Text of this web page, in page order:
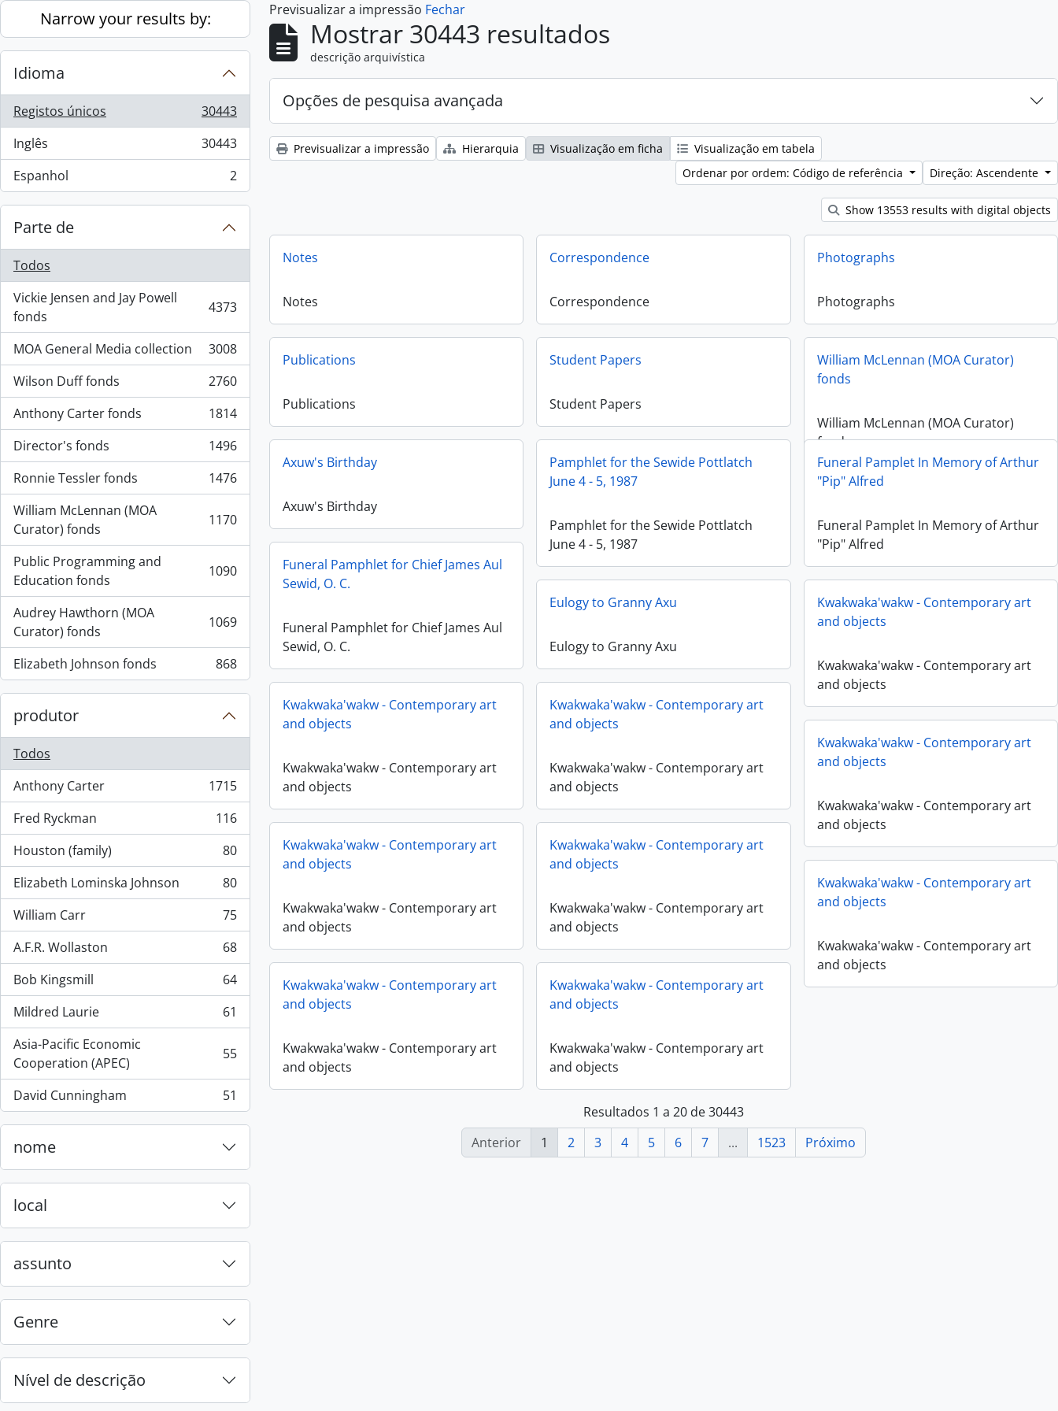
Skip to main content
Narrow your results by:
Idioma
Registos únicos
, 30443 resultados
30443
Inglês
, 30443 resultados
30443
Espanhol
, 2 resultados 2
Parte de
Todos
Vickie Jensen and Jay Powell
fonds
, 4373 resultados 4373
MOA General Media collection
, 3008 resultados
3008
Wilson Duff fonds
, 2760 resultados
2760
Anthony Carter fonds
, 1814 resultados
1814
Director's fonds
, 1496 resultados
1496
Ronnie Tessler fonds
, 1476 resultados
1476
William McLennan (MOA
Curator) fonds
, 1170 resultados 1170
Public Programming and
Education fonds
, 1090 resultados 1090
Audrey Hawthorn (MOA
Curator) fonds
, 1069 resultados 1069
Elizabeth Johnson fonds
, 868 resultados 868
produtor
Todos
Anthony Carter
, 1715 resultados
1715
Fred Ryckman
, 116 resultados
116
Houston (family)
, 80 resultados
80
Elizabeth Lominska Johnson
, 80 resultados
80
William Carr
, 75 resultados
75
A.F.R. Wollaston
, 68 resultados
68
Bob Kingsmill
, 64 resultados
64
Mildred Laurie
, 61 resultados
61
Asia-Pacific Economic
Cooperation (APEC)
, 55 resultados 55
David Cunningham
, 51 resultados 51
nome
local
assunto
Genre
Nível de descrição
Previsualizar a impressão Fechar
Mostrar 30443 resultados
descrição arquivística
Opções de pesquisa avançada
Previsualizar a impressão Hierarquia Visualização em ficha
Visualização em tabela
Ordenar por ordem: Código de referência
Direção: Ascendente
Show 13553 results with digital objects
Notes
Notes
Correspondence
Correspondence
Photographs
Photographs
Publications
Publications
Student Papers
Student Papers
William McLennan (MOA Curator)
fonds
William McLennan (MOA Curator)
fonds
Axuw's Birthday
Axuw's Birthday
Pamphlet for the Sewide Pottlatch
June 4 - 5, 1987
Pamphlet for the Sewide Pottlatch
June 4 - 5, 1987
Funeral Pamplet In Memory of Arthur
"Pip" Alfred
Funeral Pamplet In Memory of Arthur
"Pip" Alfred
Funeral Pamphlet for Chief James Aul
Sewid, O. C.
Funeral Pamphlet for Chief James Aul
Sewid, O. C.
Eulogy to Granny Axu
Eulogy to Granny Axu
Kwakwaka'wakw - Contemporary art
and objects
Kwakwaka'wakw - Contemporary art
and objects
Kwakwaka'wakw - Contemporary art
and objects
Kwakwaka'wakw - Contemporary art
and objects
Kwakwaka'wakw - Contemporary art
and objects
Kwakwaka'wakw - Contemporary art
and objects
Kwakwaka'wakw - Contemporary art
and objects
Kwakwaka'wakw - Contemporary art
and objects
Kwakwaka'wakw - Contemporary art
and objects
Kwakwaka'wakw - Contemporary art
and objects
Kwakwaka'wakw - Contemporary art
and objects
Kwakwaka'wakw - Contemporary art
and objects
Kwakwaka'wakw - Contemporary art
and objects
Kwakwaka'wakw - Contemporary art
and objects
Kwakwaka'wakw - Contemporary art
and objects
Kwakwaka'wakw - Contemporary art
and objects
Kwakwaka'wakw - Contemporary art
and objects
Kwakwaka'wakw - Contemporary art
and objects
Resultados 1 a 20 de 30443
Anterior
1 2 3 4 5 6 7 ... 1523 Próximo